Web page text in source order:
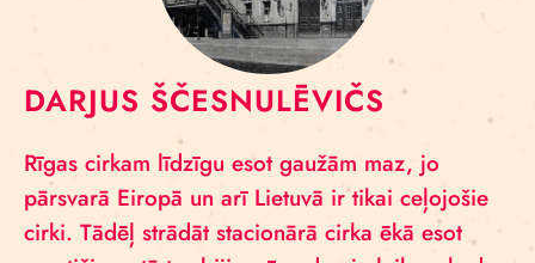
DARJUS ŠČESNULĒVIČS
Rīgas cirkam līdzīgu esot gaužām maz, jo
pārsvarā Eiropā un arī Lietuvā ir tikai ceļojošie
cirki. Tādēļ strādāt stacionārā cirka ēkā esot